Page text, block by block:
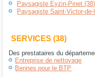
Paysagiste Eyzin-Pinet (38)
Paysagiste Saint-Victor-
SERVICES (38)
Des prestataires du
Entreprise de nettoyage
Bennes pour le BTP